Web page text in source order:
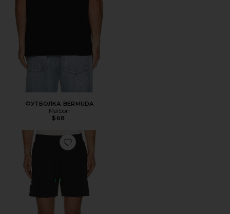
ФУТБОЛКА BERMUDA
Malbon
$68
Favorite ШОРТЫ